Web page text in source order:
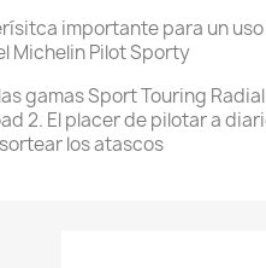
importante para un
Michelin Pilot Sporty
gamas Sport Touring
2. El placer de pilotar a
los atascos